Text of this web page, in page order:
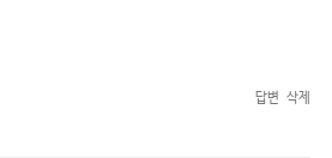
답변 삭제